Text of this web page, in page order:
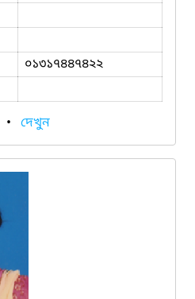
০১৩১৭৪৪৭৪২২
• দেখুন